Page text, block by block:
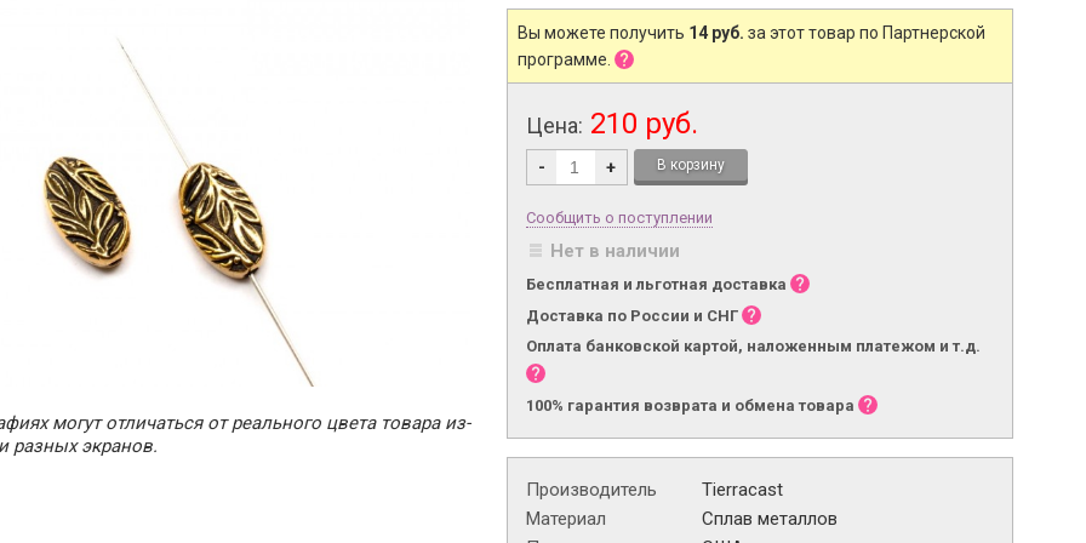
могут отличаться от реального цвета товара из-
разных экранов.
Вы можете получить 14 руб. за этот товар по Партнерской
программе.
Цена: 210 руб.
- +
Сообщить о поступлении
Нет в наличии
Бесплатная и льготная доставка
Доставка по России и СНГ
Оплата банковской картой, наложенным платежом и т.д.
100% гарантия возврата и обмена товара
Производитель
Tierracast
Материал
Сплав металлов